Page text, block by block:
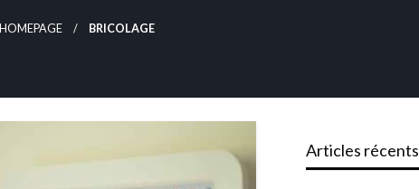
HOMEPAGE BRICOLAGE
Articles récents